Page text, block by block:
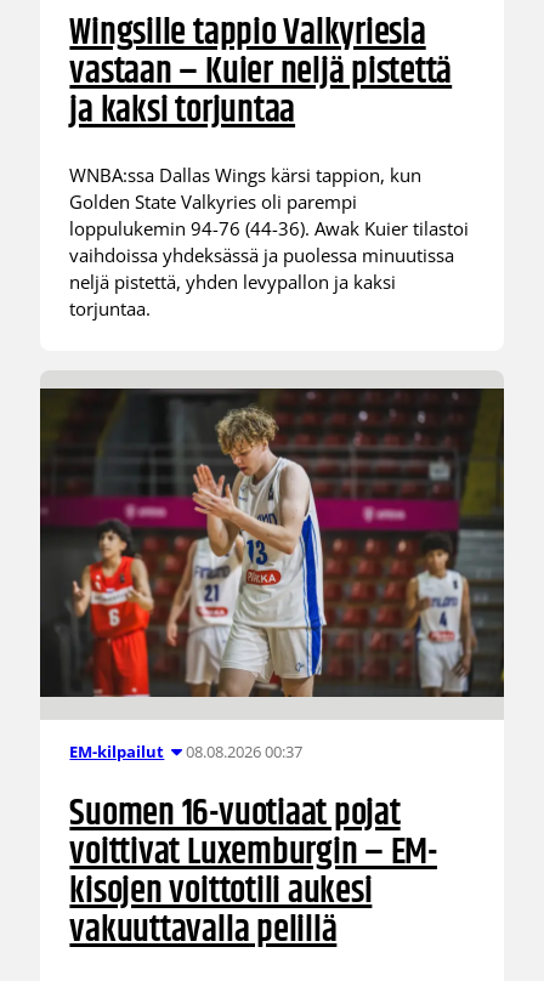
Wingsille tappio Valkyriesia
vastaan – Kuier neljä pistettä
ja kaksi torjuntaa
WNBA:ssa Dallas Wings kärsi tappion, kun
Golden State Valkyries oli parempi
loppulukemin 94-76 (44-36). Awak Kuier tilastoi
vaihdoissa yhdeksässä ja puolessa minuutissa
neljä pistettä, yhden levypallon ja kaksi
torjuntaa.
EM-kilpailut 08.08.2026 00:37
Suomen 16-vuotiaat pojat
voittivat Luxemburgin – EM-
kisojen voittotili aukesi
vakuuttavalla pelillä